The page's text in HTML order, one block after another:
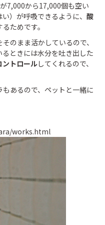
7,000から17,000個も空い
）が呼吸できるように、 酸
るためです。
のまま活かしているので、
ときには水分を吐き出した
ントロールしてくれるので、
あるので、ペットと一緒に
works.html